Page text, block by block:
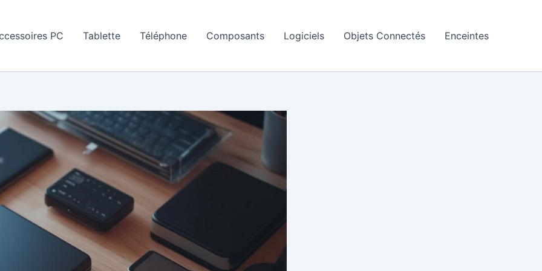
PC Tablette Téléphone Composants Logiciels Objets Connectés Enceintes